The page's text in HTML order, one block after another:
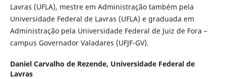
Lavras (UFLA), mestre em Administração também pela
Universidade Federal de Lavras (UFLA) e graduada em
Administração pela Universidade Federal de Juiz de Fora –
campus Governador Valadares (UFJF-GV).
Daniel Carvalho de Rezende, Universidade Federal de
Lavras